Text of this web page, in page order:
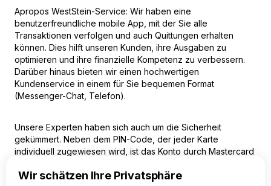
Apropos WestStein-Service: Wir haben eine
benutzerfreundliche mobile App, mit der Sie alle
Transaktionen verfolgen und auch Quittungen erhalten
können. Dies hilft unseren Kunden, ihre Ausgaben zu
optimieren und ihre finanzielle Kompetenz zu verbessern.
Darüber hinaus bieten wir einen hochwertigen
Kundenservice in einem für Sie bequemen Format
(Messenger-Chat, Telefon).
Unsere Experten haben sich auch um die Sicherheit
gekümmert. Neben dem PIN-Code, der jeder Karte
individuell zugewiesen wird, ist das Konto durch Mastercard
geschützt. Eine Zusammenarbeit mit uns bedeutet Komfort
Wir schätzen Ihre Privatsphäre